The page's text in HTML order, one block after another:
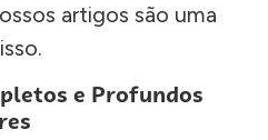
artigos são uma
e Profundos